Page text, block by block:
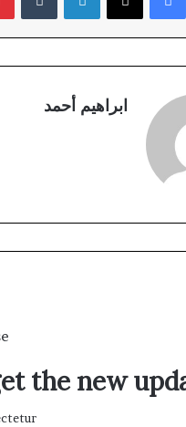
ابراهيم أحمد
the new